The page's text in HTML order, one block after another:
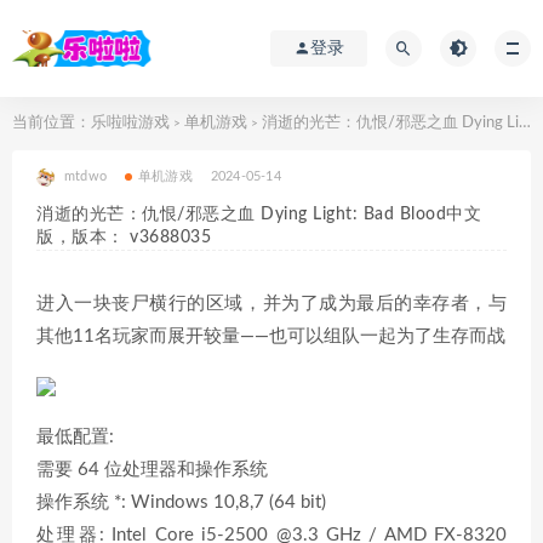
登录
当前位置： 乐啦啦游戏 > 单机游戏 > 消逝的光芒：仇恨/邪恶之血 Dying Light: Bad Blood中文版，版本： v3688035
mtdwo 单机游戏 2024-05-14
消逝的光芒：仇恨/邪恶之血 Dying Light: Bad Blood中文
版，版本： v3688035
进入一块丧尸横行的区域，并为了成为最后的幸存者，与
其他11名玩家而展开较量——也可以组队一起为了生存而战
最低配置:
需要 64 位处理器和操作系统
操作系统 *: Windows 10,8,7 (64 bit)
处理器: Intel Core i5-2500 @3.3 GHz / AMD FX-8320